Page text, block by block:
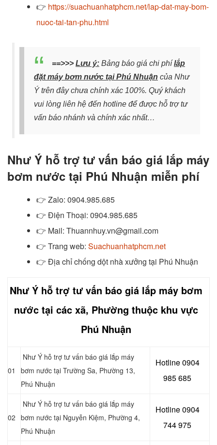
👉 https://suachuanhatphcm.net/lap-dat-may-bom-
nuoc-tai-tan-phu.html
==>>> Lưu ý: Bảng báo giá chi phílắp
đặt máy bơm nước tại Phú Nhuận của Như
Ý trên đây chưa chính xác 100%. Quý khách
vui lòng liên hệ đến hotline để được hỗ trợ tư
vấn báo nhánh và chính xác nhất…
Như Ý hỗ trợ tư vấn báo giá lắp máy
bơm nước tại Phú Nhuận miễn phí
👉 Zalo: 0904.985.685
👉 Điện Thoại: 0904.985.685
👉 Mail: Thuannhuy.vn@gmail.com
👉 Trang web: Suachuanhatphcm.net
👉 Địa chỉ chống dột nhà xưởng tại Phú Nhuận
Như Ý hỗ trợ tư vấn báo giá lắp máy bơm
nước tại các xã, Phường thuộc khu vực
Phú Nhuận
01
Như Ý hỗ trợ tư vấn báo giá lắp máy
bơm nước tại Trường Sa, Phường 13,
Phú Nhuận
Hotline 0904
985 685
02
Như Ý hỗ trợ tư vấn báo giá lắp máy
bơm nước tại Nguyễn Kiệm, Phường 4,
Phú Nhuận
Hotline 0904
744 975